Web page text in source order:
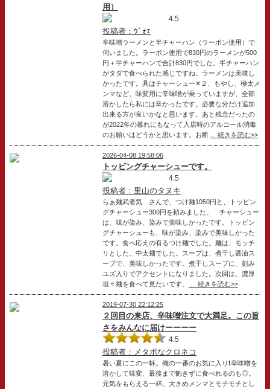
用）
4.5
投稿者：ｳﾞｫｴ
辛味噌ラーメンと半チャーハン（ラーポン使用）で
伺いました。ラーポン使用で830円のラーメンが500
円＋半チャーハンで合計830円でした。半チャーハン
がタダで食べられた感じですね。ラーメンは美味し
かったです。具はチャーシュー✕２、もやし、極太メ
ンマなど。味変用に辛味噌が乗っていますが、全部
溶かしたら私には辛かったです。必要な分だけ追加
出来る方が良いかなと思います。あと残念だったの
が2022年の暮れにもなって入店時のアルコール消毒
のお願いはどうかと思います。お断
... 続きを読む>>
2026-04-08 19:58:06
トッピングチャーシューです。
4.5
投稿者：里山のタヌキ
らぁ麺武者気 さんで、つけ麺1050円と、トッピン
グチャーシュー300円を頼みました。 チャーシュー
は、味が染み、染みで美味しかったです。トッピン
グチャーシューも、味が染み、染みで美味しかった
です。食べ応えの有るつけ麺でした。麺は、モッチ
リとした、中太麺でした。スープは、煮干し醤油ス
ープで、美味しかったです。煮干しスープに、刻み
ユズ入りでアクセントになりました。次回は、濃厚
坦々麺を食べて見たいです。
... 続きを読む>>
2019-07-30 22:12:25
２回目の来店、辛味噌注文で大満足。この旨
さをみんなに届けーーーー
4.5
投稿者：メタボなクロネコ
暑い夏にこの一杯。俺の一番のお気に入り❗辛味噌を
溶かして味変、最後まで飽きずに食べれるのも◎。
元気をもらえる一杯。大きめメンマとモチモチとし